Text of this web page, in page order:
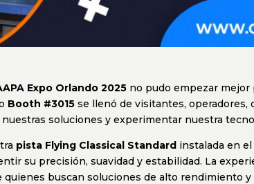
Expo Orlando 2025no pudo empezar mejor
Booth #3015se llenó de visitantes, operadores,
soluciones y experimentar nuestra
pista Flying Classical Standardinstalada en el
su precisión, suavidad y estabilidad. La
buscan soluciones de alto rendimiento